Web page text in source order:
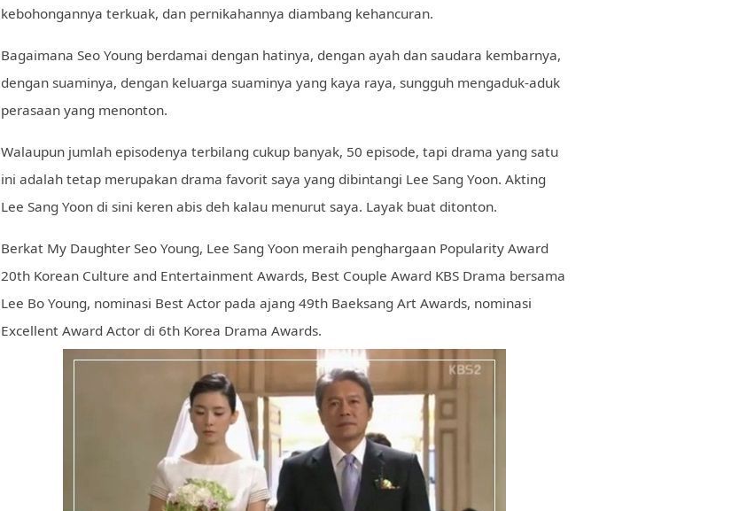
kebohongannya terkuak, dan pernikahannya diambang kehancuran.
Bagaimana Seo Young berdamai dengan hatinya, dengan ayah dan saudara kembarnya,
dengan suaminya, dengan keluarga suaminya yang kaya raya, sungguh mengaduk-aduk
perasaan yang menonton.
Walaupun jumlah episodenya terbilang cukup banyak, 50 episode, tapi drama yang satu
ini adalah tetap merupakan drama favorit saya yang dibintangi Lee Sang Yoon. Akting
Lee Sang Yoon di sini keren abis deh kalau menurut saya. Layak buat ditonton.
Berkat My Daughter Seo Young, Lee Sang Yoon meraih penghargaan Popularity Award
20th Korean Culture and Entertainment Awards, Best Couple Award KBS Drama bersama
Lee Bo Young, nominasi Best Actor pada ajang 49th Baeksang Art Awards, nominasi
Excellent Award Actor di 6th Korea Drama Awards.